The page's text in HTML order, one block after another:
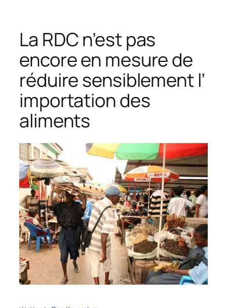
La RDC n’est pas
encore en mesure de
réduire sensiblement l’
importation des
aliments